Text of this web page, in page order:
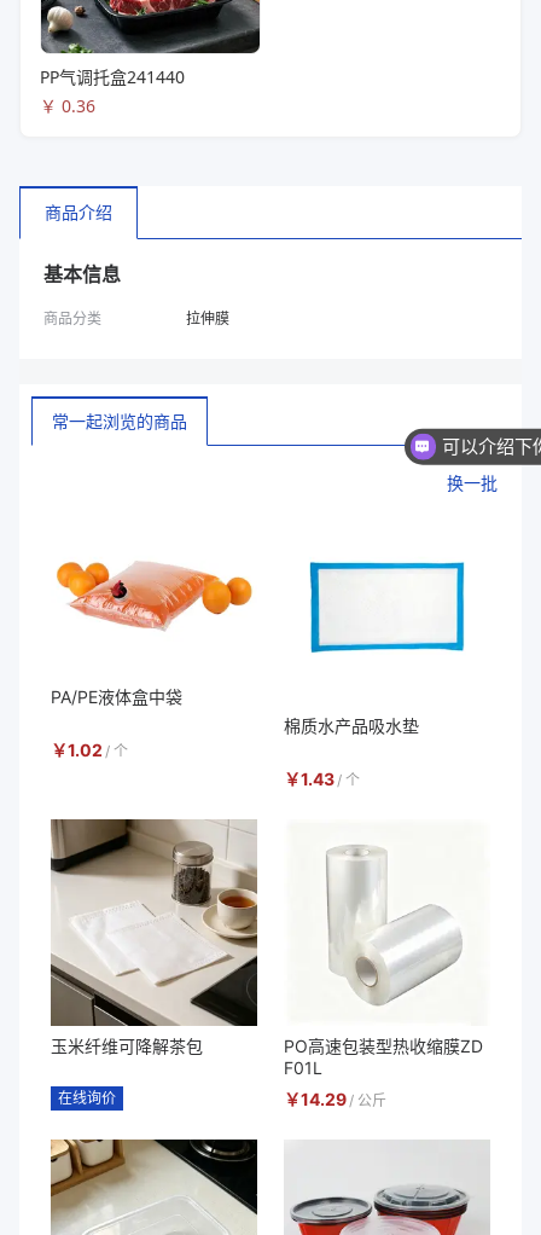
PP气调托盒241440
￥ 0.36
商品介绍
基本信息
商品分类 拉伸膜
常一起浏览的商品
换一批
PA/PE液体盒中袋
￥1.02 / 个
棉质水产品吸水垫
￥1.43 / 个
玉米纤维可降解茶包
在线询价
PO高速包装型热收缩膜ZD
F01L
￥14.29 / 公斤